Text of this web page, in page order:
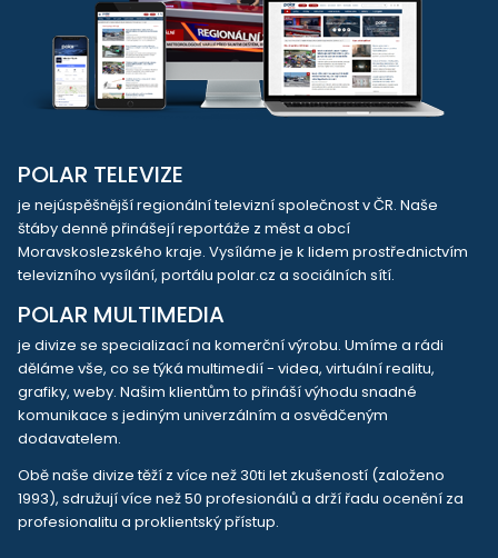
POLAR TELEVIZE
je nejúspěšnější regionální televizní společnost v ČR. Naše
štáby denně přinášejí reportáže z měst a obcí
Moravskoslezského kraje. Vysíláme je k lidem prostřednictvím
televizního vysílání, portálu polar.cz a sociálních sítí.
POLAR MULTIMEDIA
je divize se specializací na komerční výrobu. Umíme a rádi
děláme vše, co se týká multimedií - videa, virtuální realitu,
grafiky, weby. Našim klientům to přináší výhodu snadné
komunikace s jediným univerzálním a osvědčeným
dodavatelem.
Obě naše divize těží z více než 30ti let zkušeností (založeno
1993), sdružují více než 50 profesionálů a drží řadu ocenění za
profesionalitu a proklientský přístup.